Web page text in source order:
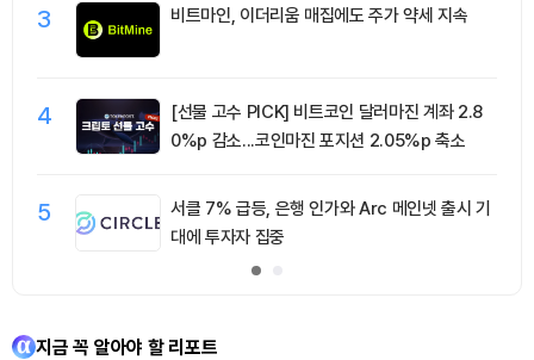
3 비트마인, 이더리움 매집에도 주가 약세 지속
4
[선물 고수 PICK] 비트코인 달러마진 계좌 2.8
0%p 감소...코인마진 포지션 2.05%p 축소
5
서클 7% 급등, 은행 인가와 Arc 메인넷 출시 기
대에 투자자 집중
지금 꼭 알아야 할 리포트